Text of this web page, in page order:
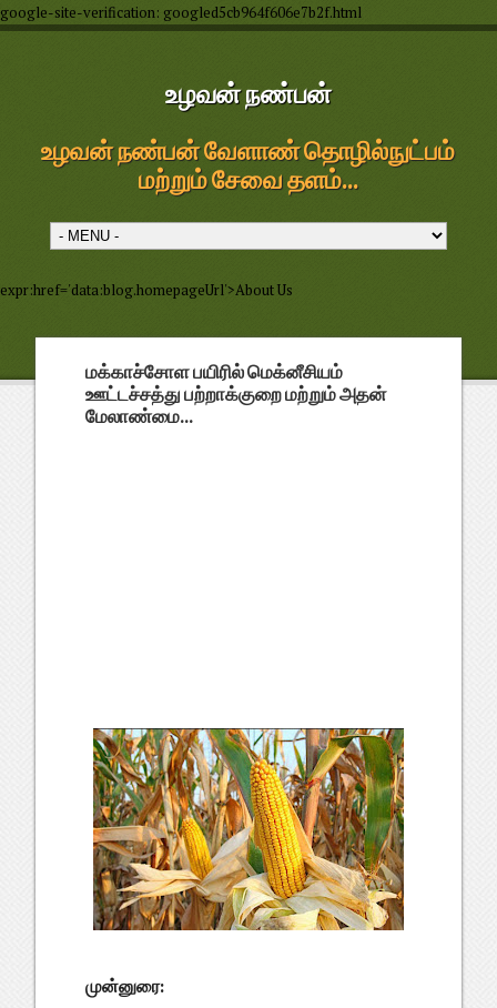
google-site-verification: googled5cb964f606e7b2f.html
உழவன் நண்பன்
உழவன் நண்பன் வேளாண் தொழில்நுட்பம்
மற்றும் சேவை தளம்...
expr:href='data:blog.homepageUrl'>About Us
மக்காச்சோள பயிரில் மெக்னீசியம்
ஊட்டச்சத்து பற்றாக்குறை மற்றும் அதன்
மேலாண்மை...
முன்னுரை: